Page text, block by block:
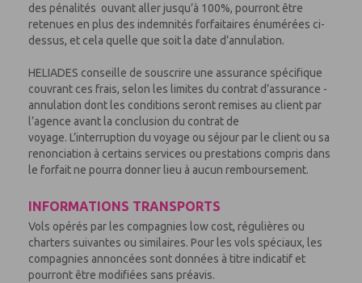
des pénalités ouvant aller jusqu’à 100%, pourront être
retenues en plus des indemnités forfaitaires énumérées ci-
dessus, et cela quelle que soit la date d’annulation.
HELIADES conseille de souscrire une assurance spécifique
couvrant ces frais, selon les limites du contrat d’assurance -
annulation dont les conditions seront remises au client par
l’agence avant la conclusion du contrat de
voyage. L’interruption du voyage ou séjour par le client ou sa
renonciation à certains services ou prestations compris dans
le forfait ne pourra donner lieu à aucun remboursement.
INFORMATIONS TRANSPORTS
Vols opérés par les compagnies low cost, régulières ou
charters suivantes ou similaires. Pour les vols spéciaux, les
compagnies annoncées sont données à titre indicatif et
pourront être modifiées sans préavis.